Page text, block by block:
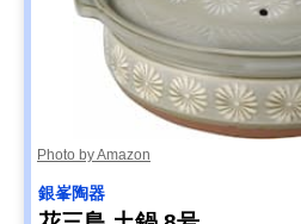
Amazonで見る
【筆者おすすめ】
ミヤザキ食器
M.STYLE Karl(カ
ール) IH軽量土鍋8
号 KAL0308
Photo by Amazon
銀峯陶器